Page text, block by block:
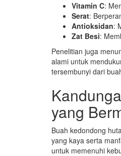
Vitamin C:
Serat:
Antioksidan:
Zat Besi:
Penelitian juga
alami untuk
tersembunyi dari
yang
Buah kedondong
yang kaya serta
untuk memenuhi